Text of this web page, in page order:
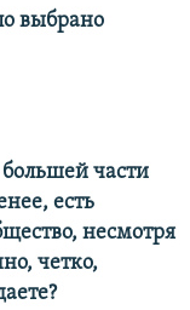
выбрано
части
есть
несмотря
четко,